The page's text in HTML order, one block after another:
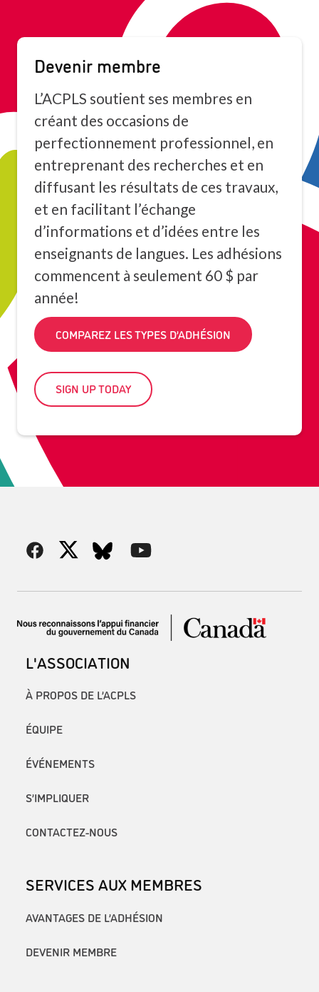
Devenir membre
L’ACPLS soutient ses membres en
créant des occasions de
perfectionnement professionnel, en
entreprenant des recherches et en
diffusant les résultats de ces travaux,
et en facilitant l’échange
d’informations et d’idées entre les
enseignants de langues. Les adhésions
commencent à seulement 60 $ par
année!
COMPAREZ LES TYPES D’ADHÉSION
SIGN UP TODAY
L'ASSOCIATION
À PROPOS DE L’ACPLS
ÉQUIPE
ÉVÉNEMENTS
S’IMPLIQUER
CONTACTEZ-NOUS
SERVICES AUX MEMBRES
AVANTAGES DE L’ADHÉSION
DEVENIR MEMBRE